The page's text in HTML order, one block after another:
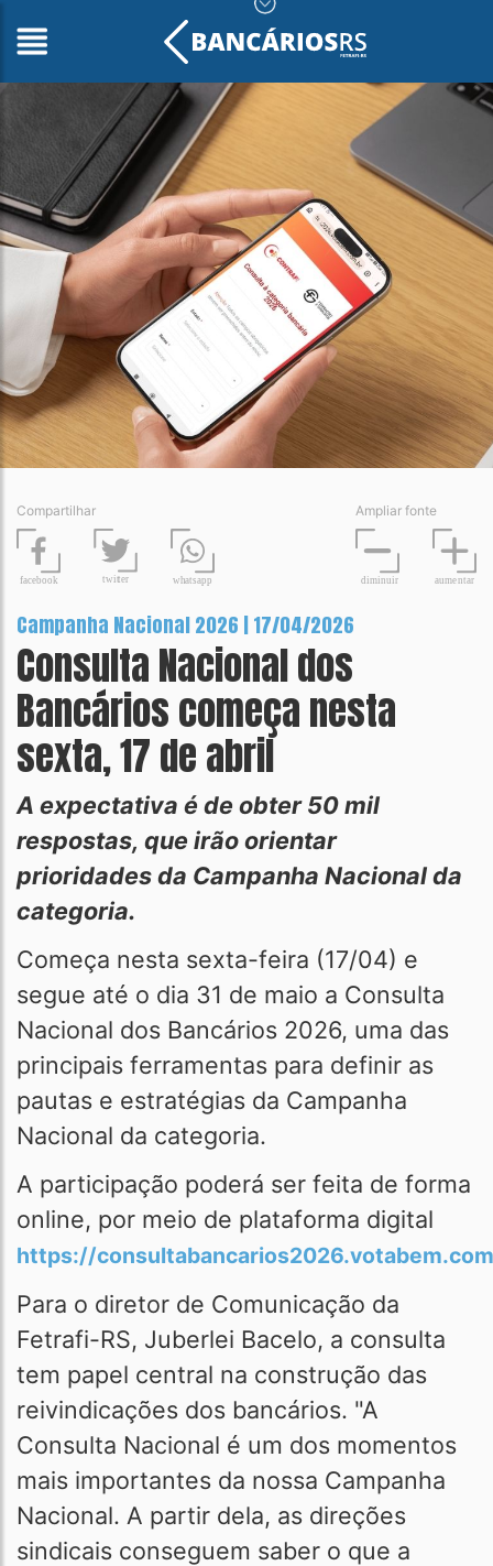
Compartilhar
facebook twitter whatsapp
Ampliar fonte
diminuir aumentar
Campanha Nacional 2026 | 17/04/2026
Consulta Nacional dos
Bancários começa nesta
sexta, 17 de abril
A expectativa é de obter 50 mil
respostas, que irão orientar
prioridades da Campanha Nacional da
categoria.
Começa nesta sexta-feira (17/04) e
segue até o dia 31 de maio a Consulta
Nacional dos Bancários 2026, uma das
principais ferramentas para definir as
pautas e estratégias da Campanha
Nacional da categoria.
A participação poderá ser feita de forma
online, por meio de plataforma digital
https://
Para o diretor de Comunicação da
Fetrafi-RS, Juberlei Bacelo, a consulta
tem papel central na construção das
reivindicações dos bancários. "A
Consulta Nacional é um dos momentos
mais importantes da nossa Campanha
Nacional. A partir dela, as direções
sindicais conseguem saber o que a